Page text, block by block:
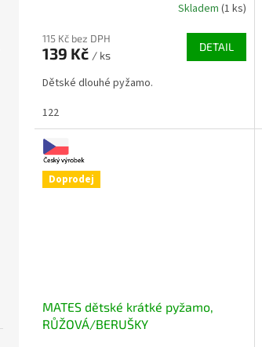
Skladem (1 ks)
115 Kč bez DPH
139 Kč / ks
DETAIL
Dětské dlouhé pyžamo.
122
Doprodej
MATES dětské krátké pyžamo,
RŮŽOVÁ/BERUŠKY